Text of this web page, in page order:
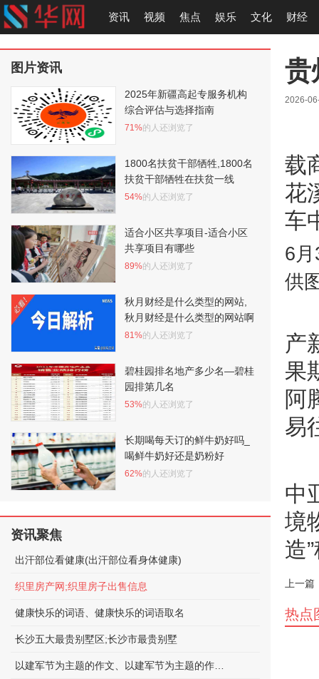
资讯 视频 焦点 娱乐 文化 财经
贵
2026-
载
花
车
6
供
产
果
阿
易
中
境
造
上一篇
图片资讯
2025年新疆高起专服务机构
综合评估与选择指南
71%的人还浏览了
1800名扶贫干部牺牲,1800名
扶贫干部牺牲在扶贫一线
54%的人还浏览了
适合小区共享项目-适合小区
共享项目有哪些
89%的人还浏览了
秋月财经是什么类型的网站,
秋月财经是什么类型的网站啊
81%的人还浏览了
碧桂园排名地产多少名—碧桂
园排第几名
53%的人还浏览了
长期喝每天订的鲜牛奶好吗_
喝鲜牛奶好还是奶粉好
62%的人还浏览了
资讯聚焦
出汗部位看健康(出汗部位看身体健康)
织里房产网;织里房子出售信息
健康快乐的词语、健康快乐的词语取名
长沙五大最贵别墅区;长沙市最贵别墅
热点